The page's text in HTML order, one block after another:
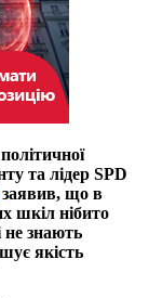
та лідер SPD
заявив, що в
шкіл нібито
не знають
якість